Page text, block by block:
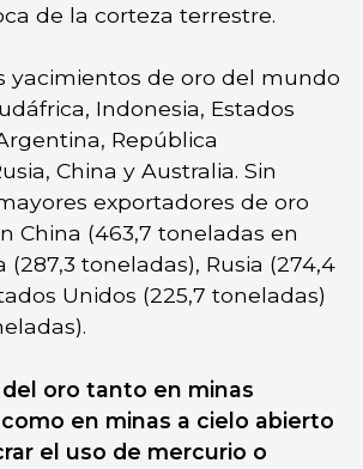
de la corteza terrestre.
yacimientos de oro del mundo
Indonesia, Estados
República
China y Australia. Sin
exportadores de oro
China (463,7 toneladas en
(287,3 toneladas), Rusia (274,4
Unidos (225,7 toneladas)
oro tanto en minas
en minas a cielo abierto
el uso de mercurio o